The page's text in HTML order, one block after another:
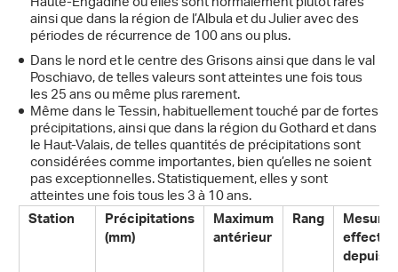
ainsi que dans la région de l’Albula et du Julier avec des
périodes de récurrence de 100 ans ou plus.
Dans le nord et le centre des Grisons ainsi que dans le val
Poschiavo, de telles valeurs sont atteintes une fois tous
les 25 ans ou même plus rarement.
Même dans le Tessin, habituellement touché par de fortes
précipitations, ainsi que dans la région du Gothard et dans
le Haut-Valais, de telles quantités de précipitations sont
considérées comme importantes, bien qu’elles ne soient
pas exceptionnelles. Statistiquement, elles y sont
atteintes une fois tous les 3 à 10 ans.
Station Précipitations
(mm)
Maximum
antérieur
Rang Mesures
depuis